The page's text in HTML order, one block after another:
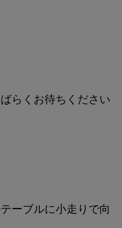
らくお待ちください
ーブルに小走りで向